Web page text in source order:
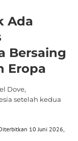
Ada
Bersaing
Eropa
Dove,
setelah kedua
10 Juni 2026,